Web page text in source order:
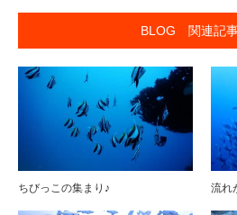
BLOG 関連記
ちびっこの集まり♪ 流れ